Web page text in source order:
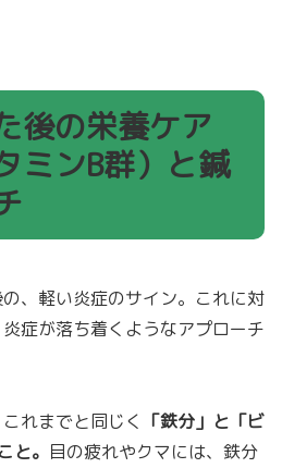
後の栄養ケア
ミンB群）と鍼
、軽い炎症のサイン。これに対
症が落ち着くようなアプローチ
れまでと同じく 「鉄分」と「ビ
と。 目の疲れやクマには、鉄分